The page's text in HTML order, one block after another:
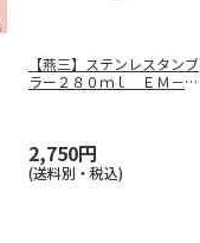
【燕三】ステンレスタンブ
ラー２８０ｍｌ ＥＭ－０
2,750円
(送料別・税込)